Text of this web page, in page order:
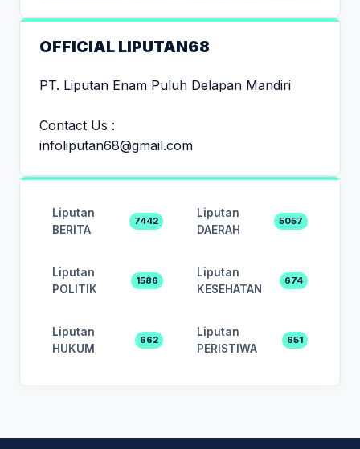
OFFICIAL LIPUTAN68
PT. Liputan Enam Puluh Delapan Mandiri
Contact Us :
infoliputan68@gmail.com
Liputan
BERITA
7442
Liputan
DAERAH
5057
Liputan
POLITIK
1586
Liputan
KESEHATAN
674
Liputan
HUKUM
662
Liputan
PERISTIWA
651